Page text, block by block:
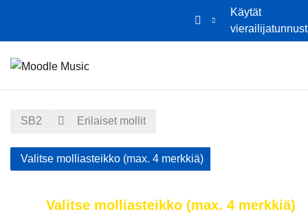
Käytät
SB2 Erilaiset mollit
Valitse molliasteikko (max. 4 merkkiä)
Valitse molliasteikko (max. 4 merkkiä)